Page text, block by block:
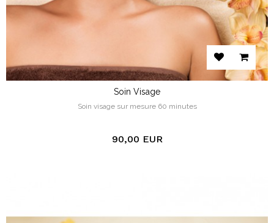
Soin Visage
Soin visage sur mesure 60 minutes
90,00 EUR